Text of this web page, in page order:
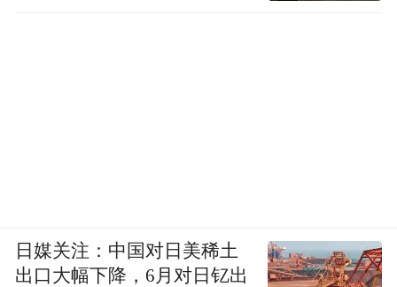
日媒关注：中国对日美稀土
出口大幅下降，6月对日钇出